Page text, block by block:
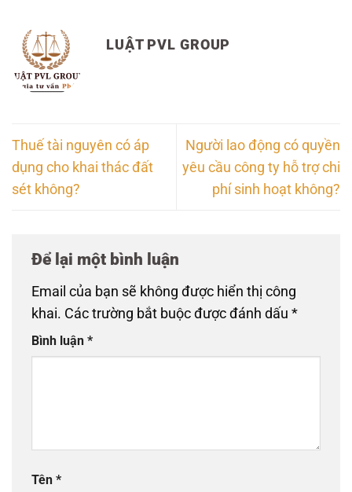
LUẬT PVL GROUP
Thuế tài nguyên có áp
dụng cho khai thác đất
sét không?
Người lao động có quyền
yêu cầu công ty hỗ trợ chi
phí sinh hoạt không?
Để lại một bình luận
Email của bạn sẽ không được hiển thị công
khai. Các trường bắt buộc được đánh dấu *
Bình luận *
Tên *